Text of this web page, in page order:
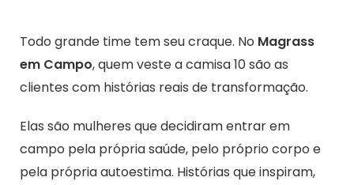
Todo grande time tem seu craque. No Magrass
em Campo, quem veste a camisa 10 são as
clientes com histórias reais de transformação.
Elas são mulheres que decidiram entrar em
campo pela própria saúde, pelo próprio corpo e
pela própria autoestima. Histórias que inspiram,